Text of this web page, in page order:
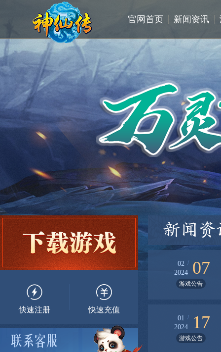
官网首页 新闻资讯
快速注册 快速充值
新闻资
02
2024
07
/
游戏公告
01
2024
17
/
游戏公告